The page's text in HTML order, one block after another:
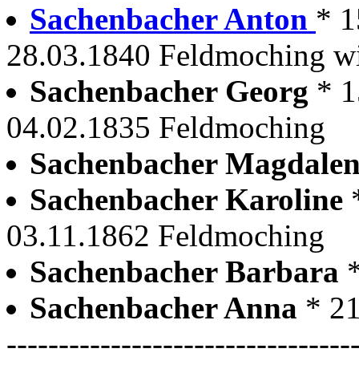
Sachenbacher Anton *
28.03.1840 Feldmoching
Sachenbacher Georg *
04.02.1835 Feldmoching
Sachenbacher
Sachenbacher Karoline
03.11.1862 Feldmoching
Sachenbacher Barbara
Sachenbacher Anna *